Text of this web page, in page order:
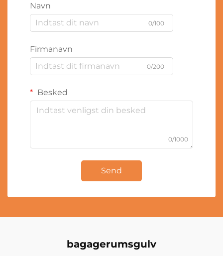
Navn
0/100
Firmanavn
0/200
Besked
0/1000
Send
bagagerumsgulv